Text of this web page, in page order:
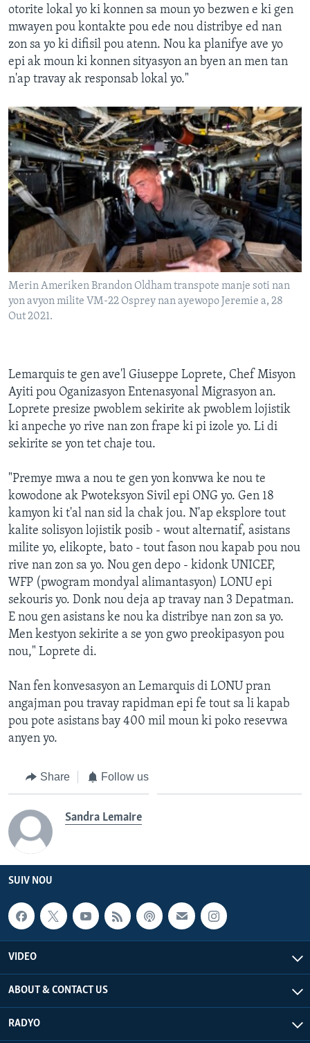
otorite lokal yo ki konnen sa moun yo bezwen e ki gen
mwayen pou kontakte pou ede nou distribye ed nan
zon sa yo ki difisil pou atenn. Nou ka planifye ave yo
epi ak moun ki konnen sityasyon an byen an men tan
n'ap travay ak responsab lokal yo."
Merin Ameriken Brandon Oldham transpote manje soti nan
yon avyon milite VM-22 Osprey nan ayewopo Jeremie a, 28
Out 2021.
Lemarquis te gen ave'l Giuseppe Loprete, Chef Misyon
Ayiti pou Oganizasyon Entenasyonal Migrasyon an.
Loprete presize pwoblem sekirite ak pwoblem lojistik
ki anpeche yo rive nan zon frape ki pi izole yo. Li di
sekirite se yon tet chaje tou.
"Premye mwa a nou te gen yon konvwa ke nou te
kowodone ak Pwoteksyon Sivil epi ONG yo. Gen 18
kamyon ki t'al nan sid la chak jou. N'ap eksplore tout
kalite solisyon lojistik posib - wout alternatif, asistans
milite yo, elikopte, bato - tout fason nou kapab pou nou
rive nan zon sa yo. Nou gen depo - kidonk UNICEF,
WFP (pwogram mondyal alimantasyon) LONU epi
sekouris yo. Donk nou deja ap travay nan 3 Depatman.
E nou gen asistans ke nou ka distribye nan zon sa yo.
Men kestyon sekirite a se yon gwo preokipasyon pou
nou," Loprete di.
Nan fen konvesasyon an Lemarquis di LONU pran
angajman pou travay rapidman epi fe tout sa li kapab
pou pote asistans bay 400 mil moun ki poko resevwa
anyen yo.
Share Follow us
Sandra Lemaire
SUIV NOU
VIDEO
ABOUT & CONTACT US
RADYO